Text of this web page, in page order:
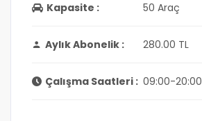
Kapasite : 50 Araç
Aylık Abonelik : 280.00 TL
Çalışma Saatleri : 09:00-20:00